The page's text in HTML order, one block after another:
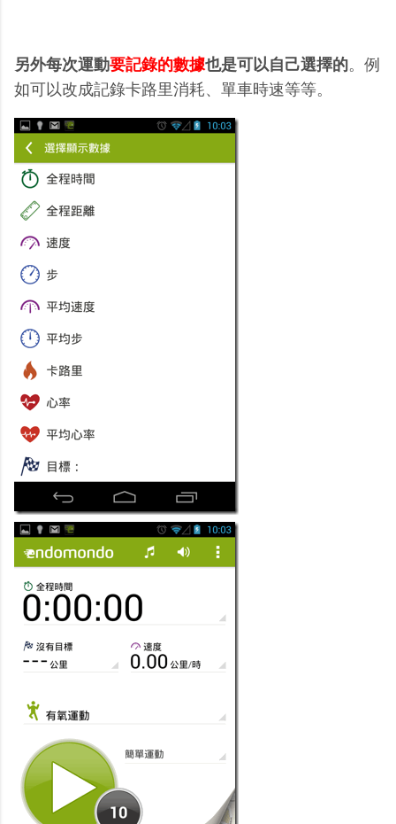
另外每次運動要記錄的數據也是可以自己選擇的。例
如可以改成記錄卡路里消耗、單車時速等等。